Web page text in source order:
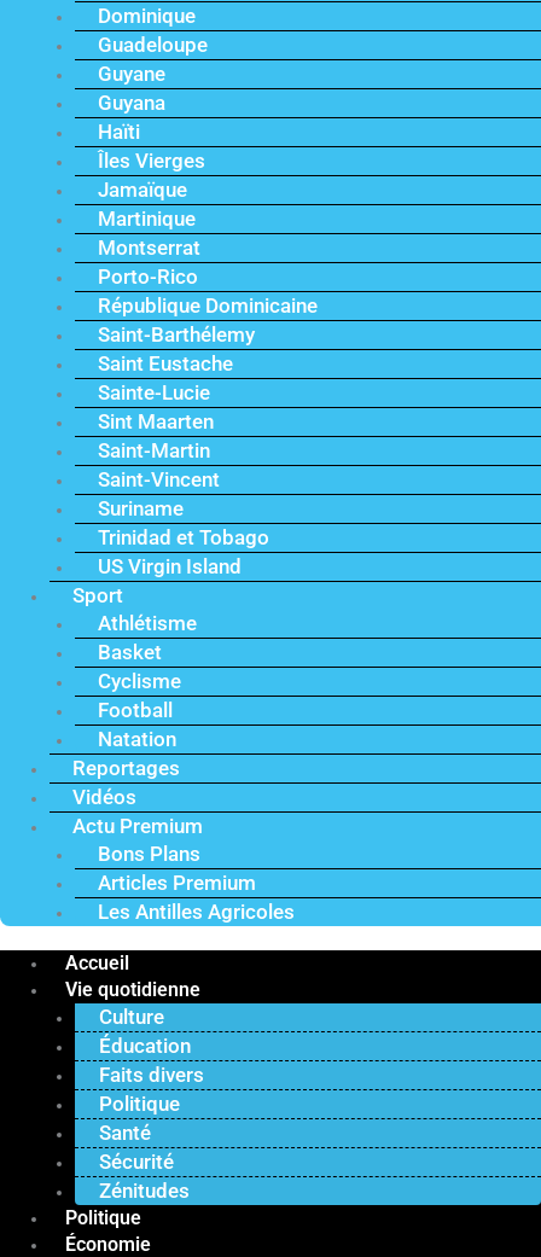
Dominique
Guadeloupe
Guyane
Guyana
Haïti
Îles Vierges
Jamaïque
Martinique
Montserrat
Porto-Rico
République Dominicaine
Saint-Barthélemy
Saint Eustache
Sainte-Lucie
Sint Maarten
Saint-Martin
Saint-Vincent
Suriname
Trinidad et Tobago
US Virgin Island
Sport
Athlétisme
Basket
Cyclisme
Football
Natation
Reportages
Vidéos
Actu Premium
Bons Plans
Articles Premium
Les Antilles Agricoles
Accueil
Vie quotidienne
Culture
Éducation
Faits divers
Politique
Santé
Sécurité
Zénitudes
Politique
Économie